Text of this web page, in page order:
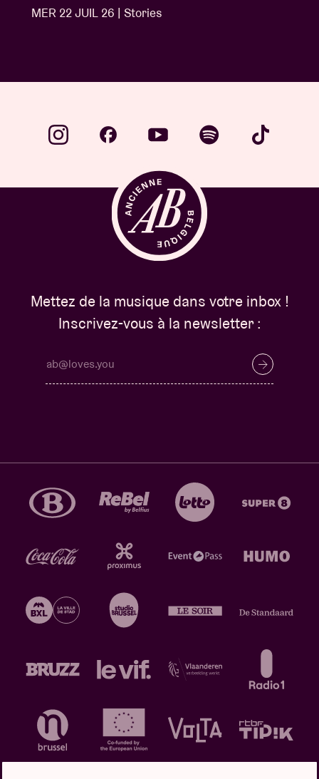
MER 22 JUIL 26 | Stories
Mettez de la musique dans votre inbox !
Inscrivez-vous à la newsletter :